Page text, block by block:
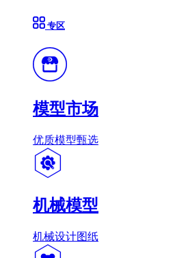
专区
模型市场
优质模型甄选
机械模型
机械设计图纸